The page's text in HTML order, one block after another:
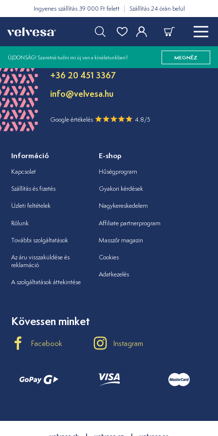
Ingyenes szállítás 39 000 Ft felett Szállítás 24 órán belül
ÚJDONSÁG! Szeretné tudni mi új van a kínálatunkban? MEGNÉZ
Tanácsra van
szüksége?
+36 20 451 3367
info@velvesa.hu
Google értékelés 4.8/5
Információ
Kapcsolat
Szállítás és fizetés
Üzleti feltételek
Rólunk
További szolgáltatások
Az áru visszaküldése és
reklamáció
A szolgáltatások áttekintése
E-shop
Hűségprogram
Gyakori kérdések
Nagykereskedelem
Affiliate partnerprogram
Masszőr magazin
Cookies
Adatkezelés
Kövessen minket
Facebook Instagram